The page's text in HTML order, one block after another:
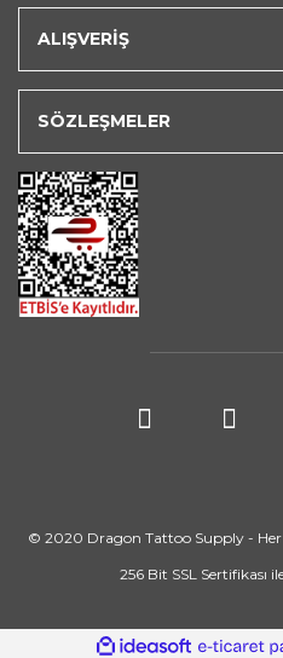
ALIŞVERİŞ
SÖZLEŞMELER
© 2020 Dragon Tattoo Supply - Her
256 Bit SSL Sertifikası
ideasoft